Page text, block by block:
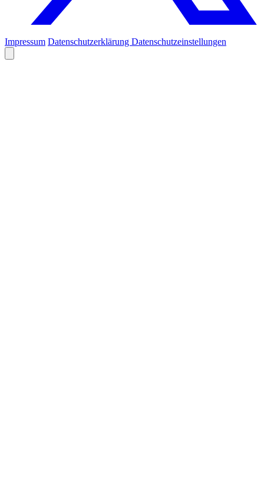
Impressum Datenschutzerklärung Datenschutzeinstellungen